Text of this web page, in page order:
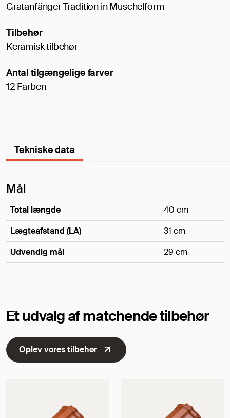
Gratanfänger Tradition in Muschelform
Tilbehør
Keramisk tilbehør
Antal tilgængelige farver
12 Farben
Tekniske data
Mål
Total længde
40 cm
Lægteafstand (LA)
31 cm
Udvendig mål
29 cm
Et udvalg af matchende tilbehør
Oplev vores tilbehør